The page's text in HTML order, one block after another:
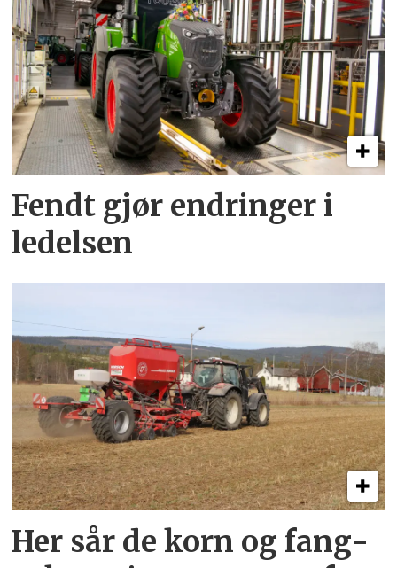
Fendt gjør endringer i
ledelsen
Her sår de korn og fang­